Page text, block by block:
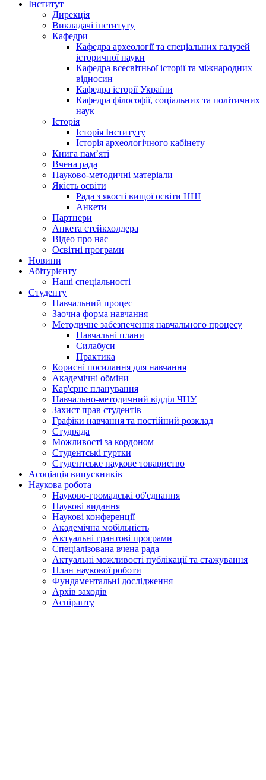
Інститут
Дирекція
Викладачі інституту
Кафедри
Кафедра археології та спеціальних галузей
історичної науки
Кафедра всесвітньої історії та міжнародних
відносин
Кафедра історії України
Кафедра філософії, соціальних та політичних
наук
Історія
Історія Інституту
Історія археологічного кабінету
Книга памʼяті
Вчена рада
Науково-методичні матеріали
Якість освіти
Рада з якості вищої освіти ННІ
Анкети
Партнери
Анкета стейкхолдера
Відео про нас
Освітні програми
Hовини
Абітурієнту
Наші спеціальності
Студенту
Навчальний процес
Заочна форма навчання
Методичне забезпечення навчального процесу
Навчальні плани
Силабуси
Практика
Корисні посилання для навчання
Академічні обміни
Кар'єрне планування
Навчально-методичний відділ ЧНУ
Захист прав студентів
Графіки навчання та постійний розклад
Студрада
Можливості за кордоном
Студентські гуртки
Студентське наукове товариство
Асоціація випускників
Наукова робота
Науково-громадські об'єднання
Наукові видання
Наукові конференції
Академічна мобільність
Актуальні грантові програми
Спеціалізована вчена рада
Актуальні можливості публікації та стажування
План наукової роботи
Фундаментальні дослідження
Архів заходів
Аспіранту